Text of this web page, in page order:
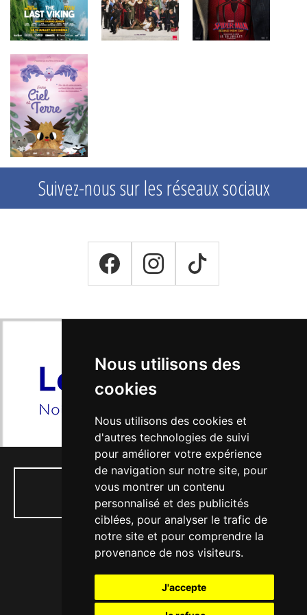
Nous utilisons des
cookies
Nous utilisons des cookies et
d'autres technologies de suivi
pour améliorer votre expérience
de navigation sur notre site, pour
vous montrer un contenu
personnalisé et des publicités
ciblées, pour analyser le trafic de
notre site et pour comprendre la
provenance de nos visiteurs.
J'accepte
Suivez-nous sur les réseaux sociaux
01 34 74 04 53
77, rue Paul Doumer - 56, Bd Victor Hugo
78130 LES MUREAUX